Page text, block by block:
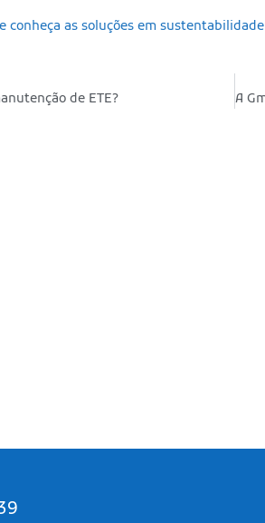
conheça as soluções em sustentabilidade
de ETE?